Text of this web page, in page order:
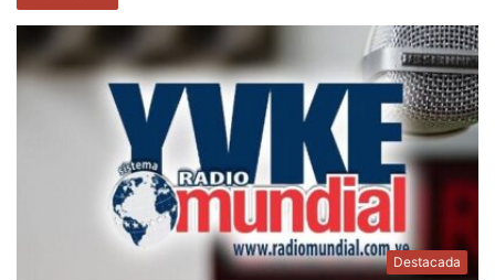
Destacada